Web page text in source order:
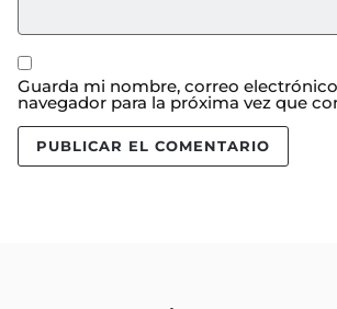
Guarda mi nombre, correo
navegador para la próxima vez que